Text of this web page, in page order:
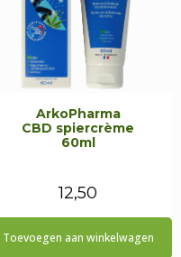
ArkoPharma
CBD spiercrème
60ml
12,50
Toevoegen aan winkelwagen